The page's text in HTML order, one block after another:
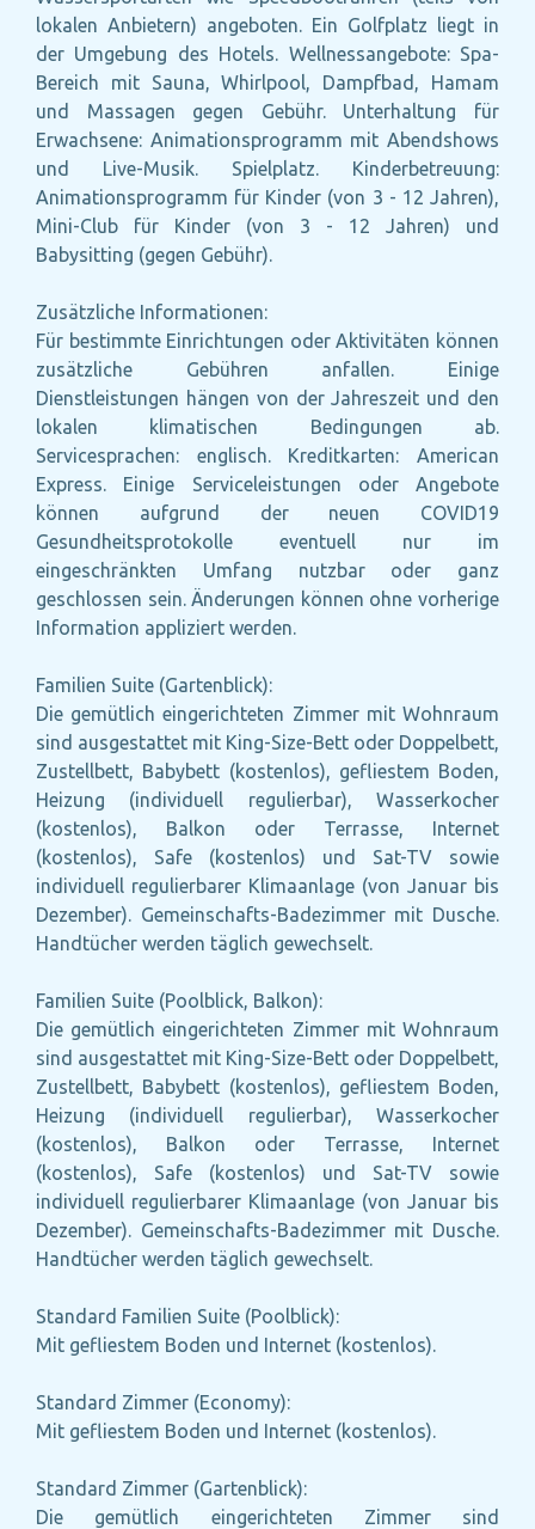
lokalen Anbietern) angeboten. Ein Golfplatz liegt in
der Umgebung des Hotels. Wellnessangebote: Spa-
Bereich mit Sauna, Whirlpool, Dampfbad, Hamam
und Massagen gegen Gebühr. Unterhaltung für
Erwachsene: Animationsprogramm mit Abendshows
und Live-Musik. Spielplatz. Kinderbetreuung:
Animationsprogramm für Kinder (von 3 - 12 Jahren),
Mini-Club für Kinder (von 3 - 12 Jahren) und
Babysitting (gegen Gebühr).
Zusätzliche Informationen:
Für bestimmte Einrichtungen oder Aktivitäten können
zusätzliche Gebühren anfallen. Einige
Dienstleistungen hängen von der Jahreszeit und den
lokalen klimatischen Bedingungen ab.
Servicesprachen: englisch. Kreditkarten: American
Express. Einige Serviceleistungen oder Angebote
können aufgrund der neuen COVID19
Gesundheitsprotokolle eventuell nur im
eingeschränkten Umfang nutzbar oder ganz
geschlossen sein. Änderungen können ohne vorherige
Information appliziert werden.
Familien Suite (Gartenblick):
Die gemütlich eingerichteten Zimmer mit Wohnraum
sind ausgestattet mit King-Size-Bett oder Doppelbett,
Zustellbett, Babybett (kostenlos), gefliestem Boden,
Heizung (individuell regulierbar), Wasserkocher
(kostenlos), Balkon oder Terrasse, Internet
(kostenlos), Safe (kostenlos) und Sat-TV sowie
individuell regulierbarer Klimaanlage (von Januar bis
Dezember). Gemeinschafts-Badezimmer mit Dusche.
Handtücher werden täglich gewechselt.
Familien Suite (Poolblick, Balkon):
Die gemütlich eingerichteten Zimmer mit Wohnraum
sind ausgestattet mit King-Size-Bett oder Doppelbett,
Zustellbett, Babybett (kostenlos), gefliestem Boden,
Heizung (individuell regulierbar), Wasserkocher
(kostenlos), Balkon oder Terrasse, Internet
(kostenlos), Safe (kostenlos) und Sat-TV sowie
individuell regulierbarer Klimaanlage (von Januar bis
Dezember). Gemeinschafts-Badezimmer mit Dusche.
Handtücher werden täglich gewechselt.
Standard Familien Suite (Poolblick):
Mit gefliestem Boden und Internet (kostenlos).
Standard Zimmer (Economy):
Mit gefliestem Boden und Internet (kostenlos).
Standard Zimmer (Gartenblick):
Die gemütlich eingerichteten Zimmer sind